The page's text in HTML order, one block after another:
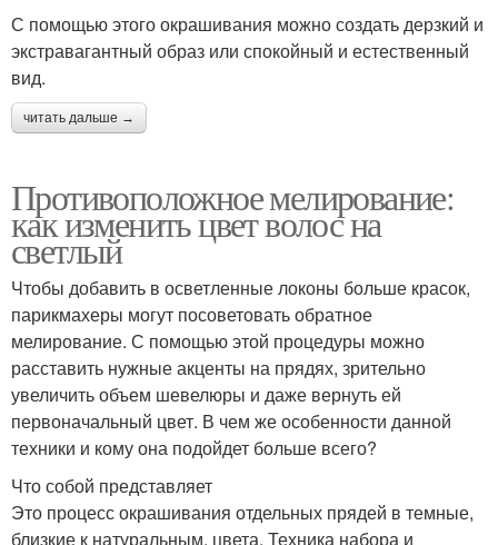
С помощью этого окрашивания можно создать дерзкий и
экстравагантный образ или спокойный и естественный
вид.
читать дальше →
Противоположное мелирование:
как изменить цвет волос на
светлый
Чтобы добавить в осветленные локоны больше красок,
парикмахеры могут посоветовать обратное
мелирование. С помощью этой процедуры можно
расставить нужные акценты на прядях, зрительно
увеличить объем шевелюры и даже вернуть ей
первоначальный цвет. В чем же особенности данной
техники и кому она подойдет больше всего?
Что собой представляет
Это процесс окрашивания отдельных прядей в темные,
близкие к натуральным, цвета. Техника набора и